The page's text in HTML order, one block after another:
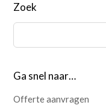
Zoek
Ga snel naar…
Offerte aanvragen